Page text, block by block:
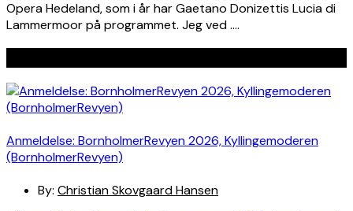
Opera Hedeland, som i år har Gaetano Donizettis Lucia di
Lammermoor på programmet. Jeg ved ….
Anmeldelse: BornholmerRevyen 2026, Kyllingemoderen
(BornholmerRevyen)
By: Christian Skovgaard Hansen